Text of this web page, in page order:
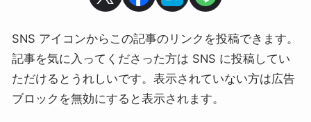
SNS アイコンからこの記事のリンクを投稿できます。
記事を気に入ってくださった方は SNS に投稿してい
ただけるとうれしいです。表示されていない方は広告
ブロックを無効にすると表示されます。